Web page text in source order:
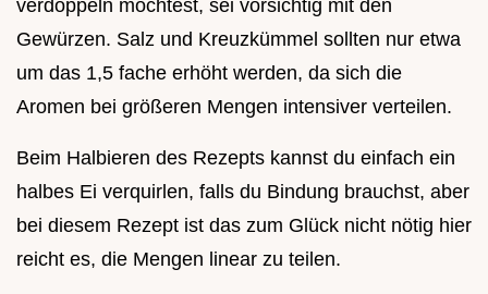
verdoppeln möchtest, sei vorsichtig mit den
Gewürzen. Salz und Kreuzkümmel sollten nur etwa
um das 1,5 fache erhöht werden, da sich die
Aromen bei größeren Mengen intensiver verteilen.
Beim Halbieren des Rezepts kannst du einfach ein
halbes Ei verquirlen, falls du Bindung brauchst, aber
bei diesem Rezept ist das zum Glück nicht nötig hier
reicht es, die Mengen linear zu teilen.